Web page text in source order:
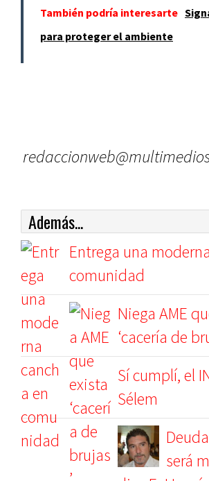
También podría interesarte
para proteger el ambiente
Además...
Entrega una
comunidad
Niega AME
‘cacería de
Sí cumplí, el
Sélem
será